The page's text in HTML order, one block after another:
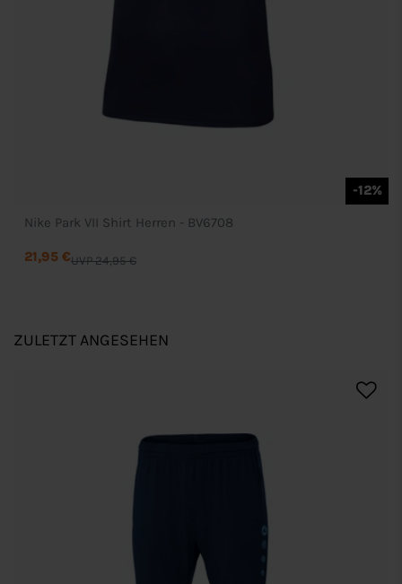
-12%
Nike Park VII Shirt Herren - BV6708
UVP 24,95 €
21,95 €
ZULETZT ANGESEHEN